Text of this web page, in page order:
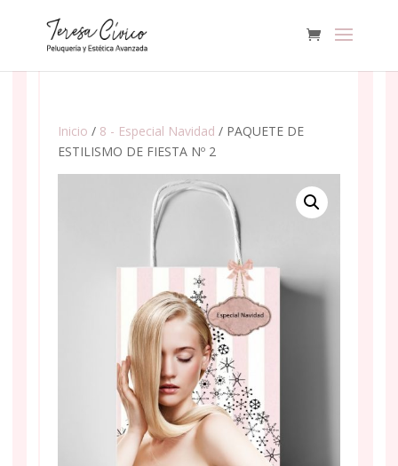
Inicio / 8 - Especial Navidad / PAQUETE DE
ESTILISMO DE FIESTA Nº 2